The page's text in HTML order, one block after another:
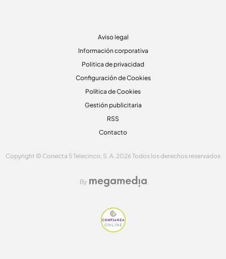
Aviso legal
Información corporativa
Politica de privacidad
Configuración de Cookies
Política de Cookies
Gestión publicitaria
RSS
Contacto
Copyright © Conecta 5 Telecinco, S. A. 2026 Todos los derechos reservados
By